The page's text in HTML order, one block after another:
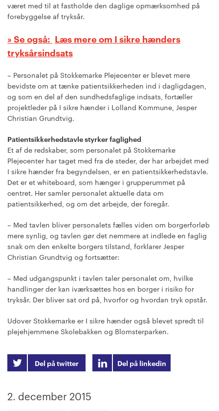
været med til at fastholde den daglige opmærksomhed på
forebyggelse af tryksår.
Læs mere om I sikre hænders
tryksårsindsats
– Personalet på Stokkemarke Plejecenter er blevet mere
bevidste om at tænke patientsikkerheden ind i dagligdagen,
og som en del af den sundhedsfaglige indsats, fortæller
projektleder på I sikre hænder i Lolland Kommune, Jesper
Christian Grundtvig.
Patientsikkerhedstavle styrker faglighed
Et af de redskaber, som personalet på Stokkemarke
Plejecenter har taget med fra de steder, der har arbejdet med
I sikre hænder fra begyndelsen, er en patientsikkerhedstavle.
Det er et whiteboard, som hænger i grupperummet på
centret. Her samler personalet aktuelle data om
patientsikkerhed, og om det arbejde, der foregår.
– Med tavlen bliver personalets fælles viden om borgerforløb
mere synlig, og tavlen gør det nemmere at indlede en faglig
snak om den enkelte borgers tilstand, forklarer Jesper
Christian Grundtvig og fortsætter:
– Med udgangspunkt i tavlen taler personalet om, hvilke
handlinger der kan iværksættes hos en borger i risiko for
tryksår. Der bliver sat ord på, hvorfor og hvordan tryk opstår.
Udover Stokkemarke er I sikre hænder også blevet spredt til
plejehjemmene Skolebakken og Blomsterparken.
Del på twitter Del på linkedin
2. december 2015